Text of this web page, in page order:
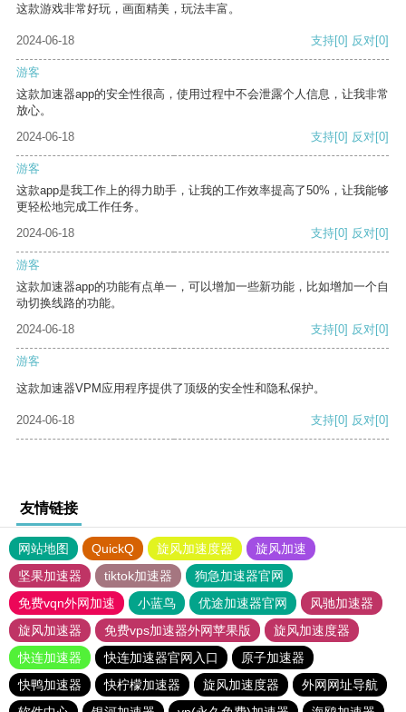
这款游戏非常好玩，画面精美，玩法丰富。
2024-06-18 支持[0] 反对[0]
游客
这款加速器app的安全性很高，使用过程中不会泄露个人信息，让我非常
放心。
2024-06-18
支持[0] 反对[0]
游客
这款app是我工作上的得力助手，让我的工作效率提高了50%，让我能够
更轻松地完成工作任务。
2024-06-18
支持[0] 反对[0]
游客
这款加速器app的功能有点单一，可以增加一些新功能，比如增加一个自
动切换线路的功能。
2024-06-18
支持[0] 反对[0]
游客
这款加速器VPM应用程序提供了顶级的安全性和隐私保护。
2024-06-18 支持[0] 反对[0]
友情链接
网站地图 QuickQ 旋风加速度器
旋风加速
坚果加速器
tiktok加速器
狗急加速器官网
免费vqn外网加速
小蓝鸟 优途加速器官网
风驰加速器
旋风加速器
免费vps加速器外网苹果版
旋风加速度器
快连加速器
快连加速器官网入口
原子加速器
快鸭加速器
快柠檬加速器 旋风加速度器
外网网址导航